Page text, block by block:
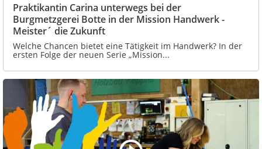
Praktikantin Carina unterwegs bei der
Burgmetzgerei Botte in der Mission Handwerk -
Meister´ die Zukunft
Welche Chancen bietet eine Tätigkeit im Handwerk? In der
ersten Folge der neuen Serie „Mission...